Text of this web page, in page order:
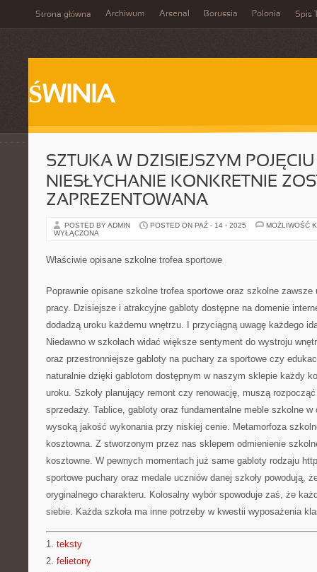
Strona główna Archiwum Arsenal Borussia Polonia Spis
ŚWINIA
SZTUKA W DZISIEJSZYM POJĘCIU
NIESŁYCHANIE KONKRETNIE
ZAPREZENTOWANA
POSTED BY ADMIN POSTED ON PAŹ - 14 - 2025
MOŻLIWOŚĆ
WYŁĄCZONA
Właściwie opisane szkolne trofea sportowe
Poprawnie opisane szkolne trofea sportowe oraz szkolne zawsze
pracy. Dzisiejsze i atrakcyjne gabloty dostępne na domenie
dodadzą uroku każdemu wnętrzu. I przyciągną uwagę każdego
Niedawno w szkołach widać większe sentyment do wystroju
oraz przestronniejsze gabloty na puchary za sportowe czy
naturalnie dzięki gablotom dostępnym w naszym sklepie każdy
uroku. Szkoły planujący remont czy renowację, muszą
sprzedaży. Tablice, gabloty oraz fundamentalne meble szkolne w
wysoką jakość wykonania przy niskiej cenie. Metamorfoza
kosztowna. Z stworzonym przez nas sklepem odmienienie
kosztowne. W pewnych momentach już same gabloty rodzaju
sportowe puchary oraz medale uczniów danej szkoły powodują,
oryginalnego charakteru. Kolosalny wybór spowoduje zaś, że
siebie. Każda szkoła ma inne potrzeby w kwestii wyposażenia
1. teksty
2. felietony